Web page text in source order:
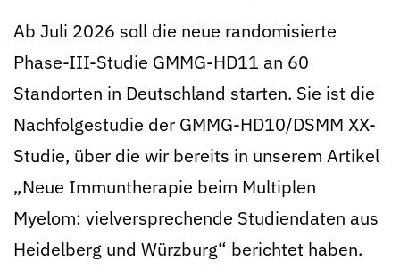
Ab Juli 2026 soll die neue randomisierte
Phase-III-Studie GMMG-HD11 an 60
Standorten in Deutschland starten. Sie ist die
Nachfolgestudie der GMMG-HD10/DSMM XX-
Studie, über die wir bereits in unserem Artikel
„Neue Immuntherapie beim Multiplen
Myelom: vielversprechende Studiendaten aus
Heidelberg und Würzburg“ berichtet haben.